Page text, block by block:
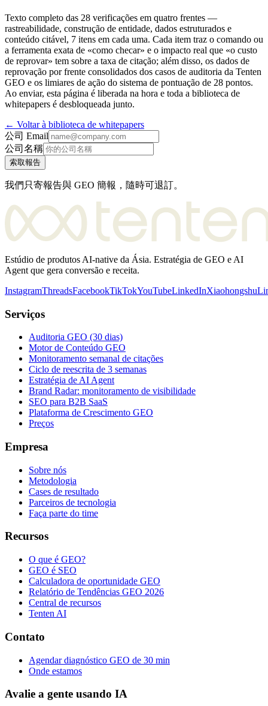
Texto completo das 28 verificações em quatro frentes —
rastreabilidade, construção de entidade, dados estruturados e
conteúdo citável, 7 itens em cada uma. Cada item traz o comando ou
a ferramenta exata de «como checar» e o impacto real que «o custo
de reprovar» tem sobre a taxa de citação; além disso, os dados de
reprovação por frente consolidados dos casos de auditoria da Tenten
GEO e os limiares de ação do sistema de pontuação de 28 pontos.
Ao enviar, esta página é liberada na hora e toda a biblioteca de
whitepapers é desbloqueada junto.
← Voltar à biblioteca de whitepapers
公司 Email
公司名稱
索取報告
我們只寄報告與 GEO 簡報，隨時可退訂。
Estúdio de produtos AI-native da Ásia. Estratégia de GEO e AI
Agent que gera conversão e receita.
InstagramThreadsFacebookTikTokYouTubeLinkedInXiaohongshu
Serviços
Auditoria GEO (30 dias)
Motor de Conteúdo GEO
Monitoramento semanal de citações
Ciclo de reescrita de 3 semanas
Estratégia de AI Agent
Brand Radar: monitoramento de visibilidade
SEO para B2B SaaS
Plataforma de Crescimento GEO
Preços
Empresa
Sobre nós
Metodologia
Cases de resultado
Parceiros de tecnologia
Faça parte do time
Recursos
O que é GEO?
GEO é SEO
Calculadora de oportunidade GEO
Relatório de Tendências GEO 2026
Central de recursos
Tenten AI
Contato
Agendar diagnóstico GEO de 30 min
Onde estamos
Avalie a gente usando IA